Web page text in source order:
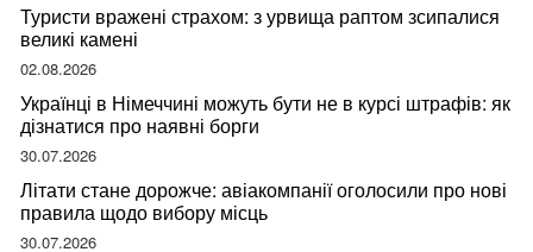
Туристи вражені страхом: з урвища раптом зсипалися
великі камені
02.08.2026
Українці в Німеччині можуть бути не в курсі штрафів: як
дізнатися про наявні борги
30.07.2026
Літати стане дорожче: авіакомпанії оголосили про нові
правила щодо вибору місць
30.07.2026